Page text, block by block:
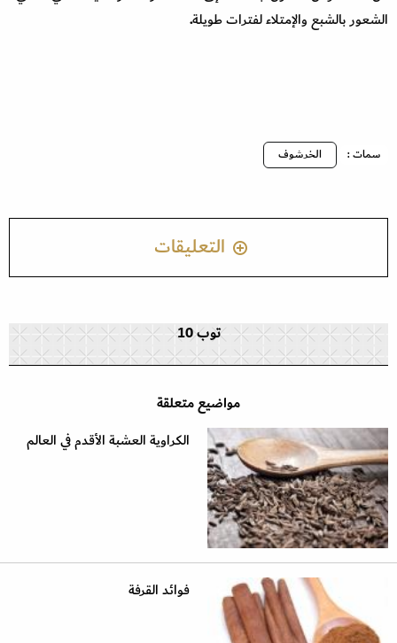
الشعور بالشبع والإمتلاء لفترات طويلة.
سمات : الخرشوف
التعليقات
توب 10
مواضيع متعلقة
الكراوية العشبة الأقدم في العالم
فوائد القرفة